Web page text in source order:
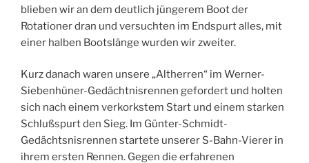
blieben wir an dem deutlich jüngerem Boot der
Rotationer dran und versuchten im Endspurt alles, mit
einer halben Bootslänge wurden wir zweiter.
Kurz danach waren unsere „Altherren“ im Werner-
Siebenhüner-Gedächtnisrennen gefordert und holten
sich nach einem verkorkstem Start und einem starken
Schlußspurt den Sieg. Im Günter-Schmidt-
Gedächtsnisrennen startete unserer S-Bahn-Vierer in
ihrem ersten Rennen. Gegen die erfahrenen